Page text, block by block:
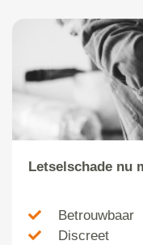
Letselschade nu
Betrouwbaar
Discreet